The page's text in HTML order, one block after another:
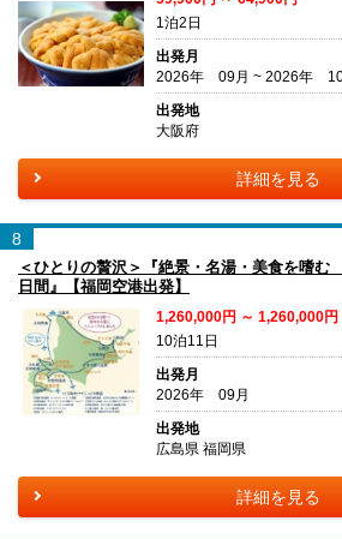
1泊2日
出発月
2026年 09月 ~ 2026年 10
出発地
大阪府
詳細を見る
8
＜ひとりの贅沢＞『絶景・名湯・美食を嗜
日間』【福岡空港出発】
1,260,000円 ～ 1,260,000円
10泊11日
出発月
2026年 09月
出発地
広島県 福岡県
詳細を見る